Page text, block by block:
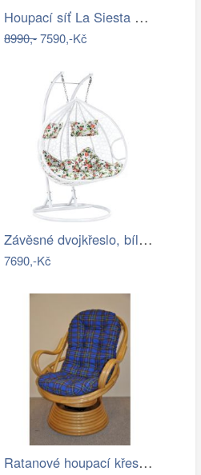
Houpací síť La Siesta BOSSANOVA family …
8990,-7590,-Kč
Závěsné dvojkřeslo, bílá/vzor květiny,…
7690,-Kč
Ratanové houpací křeslo - AX